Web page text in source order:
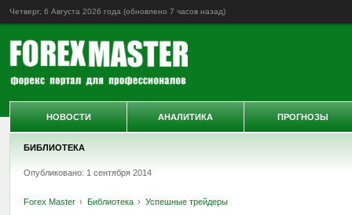
Четверг, 6 Августа 2026 года (обновлено 7 часов назад)
БИБЛИОТЕКА
Опубликовано: 1 сентября 2014
Forex Master Библиотека Успешные трейдеры
НОВОСТИ АНАЛИТИКА ПРОГНОЗЫ